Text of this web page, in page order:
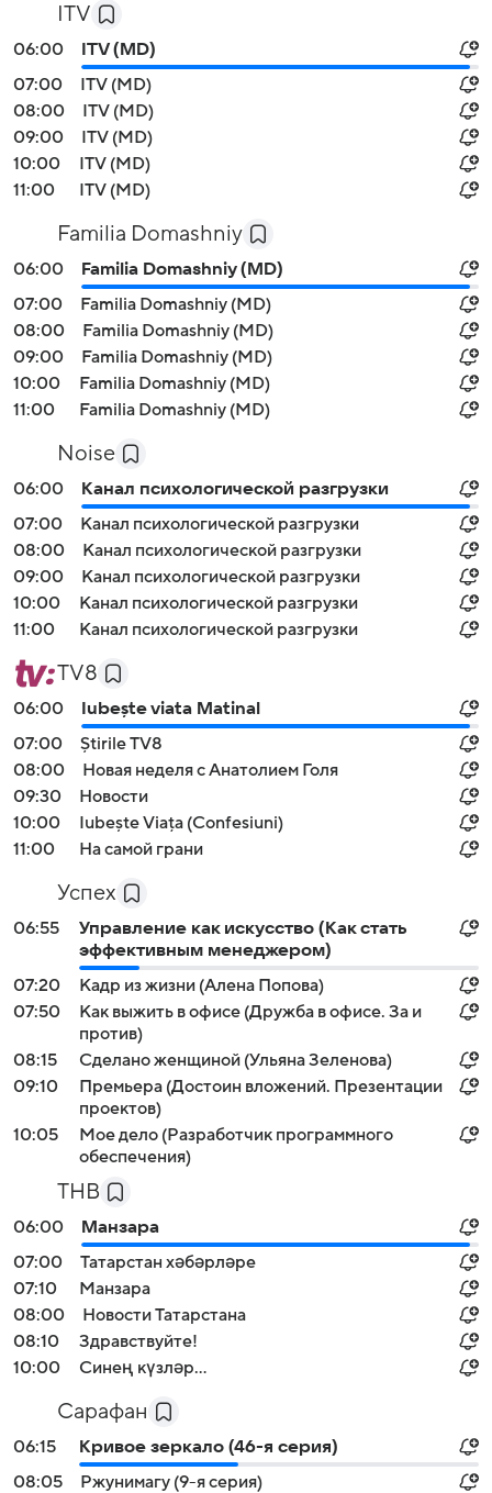
ITV
06:00
ITV (MD)
07:00
ITV (MD)
08:00
ITV (MD)
09:00
ITV (MD)
10:00
ITV (MD)
11:00
ITV (MD)
Familia Domashniy
06:00
Familia Domashniy (MD)
07:00
Familia Domashniy (MD)
08:00
Familia Domashniy (MD)
09:00
Familia Domashniy (MD)
10:00
Familia Domashniy (MD)
11:00
Familia Domashniy (MD)
Noise
06:00
Канал психологической разгрузки
07:00
Канал психологической разгрузки
08:00
Канал психологической разгрузки
09:00
Канал психологической разгрузки
10:00
Канал психологической разгрузки
11:00
Канал психологической разгрузки
TV8
06:00
Iubește viata Matinal
07:00
Știrile TV8
08:00
Новая неделя с Анатолием Голя
09:30
Новости
10:00
Iubește Viața (Confesiuni)
11:00
На самой грани
Успех
06:55
Управление как искусство (Как стать
эффективным менеджером)
07:20
Кадр из жизни (Алена Попова)
07:50
Как выжить в офисе (Дружба в офисе. За и
против)
08:15
Сделано женщиной (Ульяна Зеленова)
09:10
Премьера (Достоин вложений. Презентации
проектов)
10:05
Мое дело (Разработчик программного
обеспечения)
ТНВ
06:00
Манзара
07:00
Татарстан хәбәрләре
07:10
Манзара
08:00
Новости Татарстана
08:10
Здравствуйте!
10:00
Синең күзләр...
Сарафан
06:15
Кривое зеркало (46-я серия)
08:05
Ржунимагу (9-я серия)